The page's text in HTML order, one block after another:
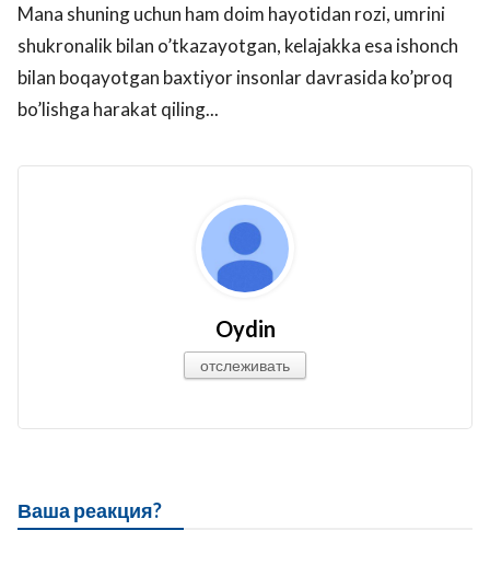
Mana shuning uchun ham doim hayotidan rozi, umrini
shukronalik bilan o’tkazayotgan, kelajakka esa ishonch
bilan boqayotgan baxtiyor insonlar davrasida ko’proq
bo’lishga harakat qiling...
Oydin
отслеживать
Ваша реакция?